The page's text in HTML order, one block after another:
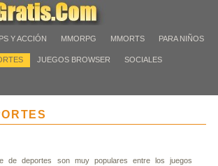
Y ACCIÓN MMORPG MMORTS PARA NIÑOS
JUEGOS BROWSER SOCIALES
de deportes son muy populares entre los juegos